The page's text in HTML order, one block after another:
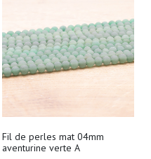
Fil de perles mat 04mm
aventurine verte A